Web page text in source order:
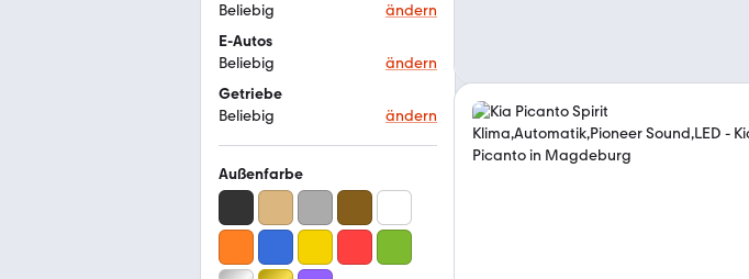
Beliebig
ändern
E-Autos
Beliebig
ändern
Getriebe
Beliebig
ändern
Außenfarbe